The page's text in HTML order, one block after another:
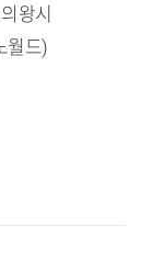
왕시
월드)